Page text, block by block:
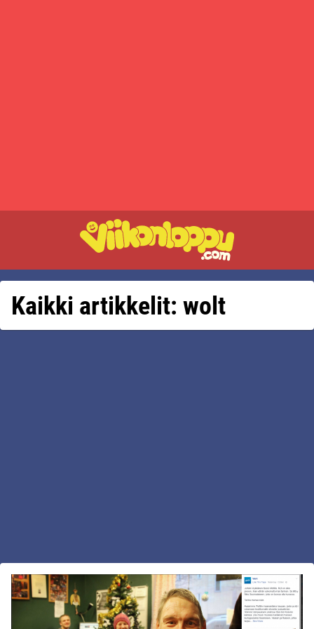
Kaikki artikkelit: wolt